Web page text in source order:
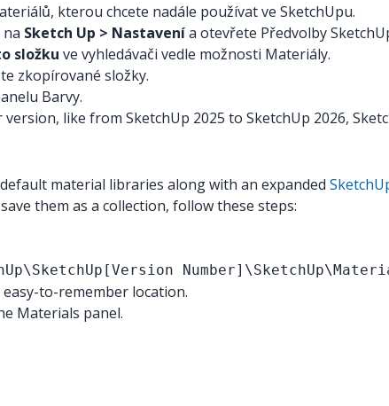
kterou chcete nadále používat ve SketchUpu.
Sketch Up > Nastavenía otevřete Předvolby
složku ve vyhledávači vedle možnosti Materiály.
zkopírované složky.
Barvy.
like from SketchUp 2025 to SketchUp 2026,
material libraries along with an expanded
them as a collection, follow these steps:
to-remember location.
Materials panel.